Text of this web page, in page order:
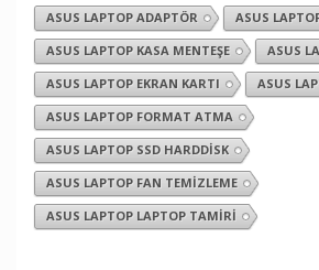
ASUS LAPTOP ADAPTÖR
ASUS
ASUS LAPTOP KASA MENTEŞE
ASUS
ASUS LAPTOP EKRAN KARTI
ASUS
ASUS LAPTOP FORMAT ATMA
ASUS LAPTOP SSD HARDDISK
ASUS LAPTOP FAN TEMIZLEME
ASUS LAPTOP LAPTOP TAMIRI